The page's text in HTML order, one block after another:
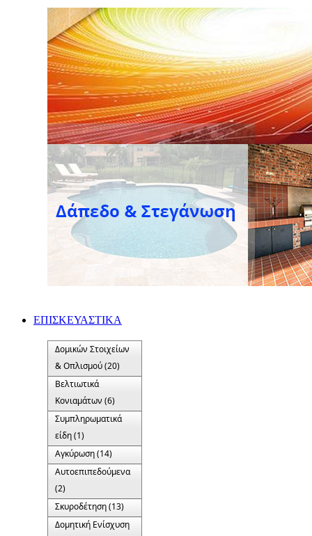
ΕΠΙΣΚΕΥΑΣΤΙΚΑ
Δομικών Στοιχείων
& Οπλισμού (20)
Βελτιωτικά
Κονιαμάτων (6)
Συμπληρωματικά
είδη (1)
Αγκύρωση (14)
Αυτοεπιπεδούμενα
(2)
Σκυροδέτηση (13)
Δομητική Ενίσχυση